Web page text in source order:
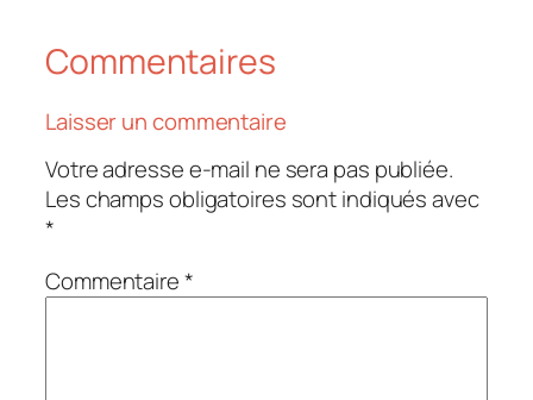
Commentaires
Laisser un commentaire
Votre adresse e-mail ne sera pas publiée.
Les champs obligatoires sont indiqués avec
*
Commentaire*